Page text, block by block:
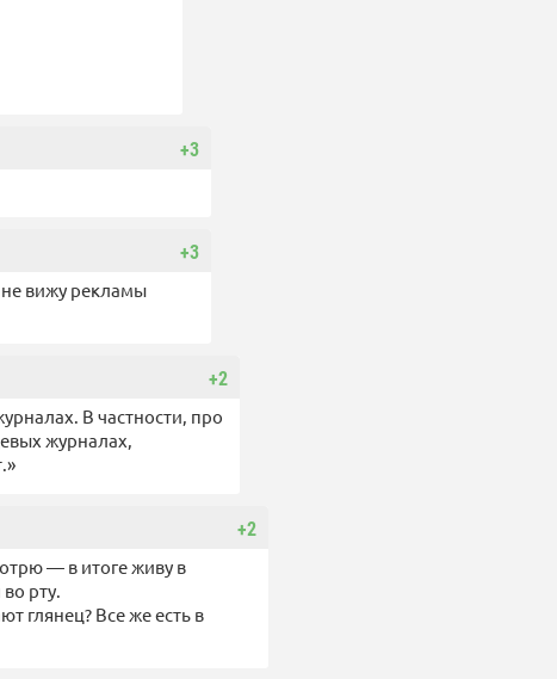
+3
+3
вижу рекламы
+2
В частности, про
журналах,
+2
— в итоге живу в
рту.
глянец? Все же есть в